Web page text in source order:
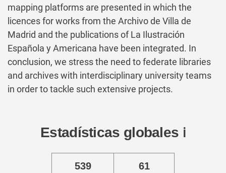
mapping platforms are presented in which the
licences for works from the Archivo de Villa de
Madrid and the publications of La Ilustración
Española y Americana have been integrated. In
conclusion, we stress the need to federate libraries
and archives with interdisciplinary university teams
in order to tackle such extensive projects.
Estadísticas globales ℹ️
539 61